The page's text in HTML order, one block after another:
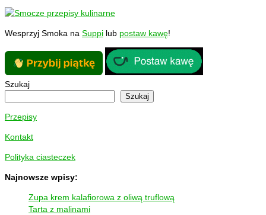
Wesprzyj Smoka na Suppi lub postaw kawę!
Szukaj
Szukaj
Przepisy
Kontakt
Polityka ciasteczek
Najnowsze wpisy:
Zupa krem kalafiorowa z oliwą truflową
Tarta z malinami